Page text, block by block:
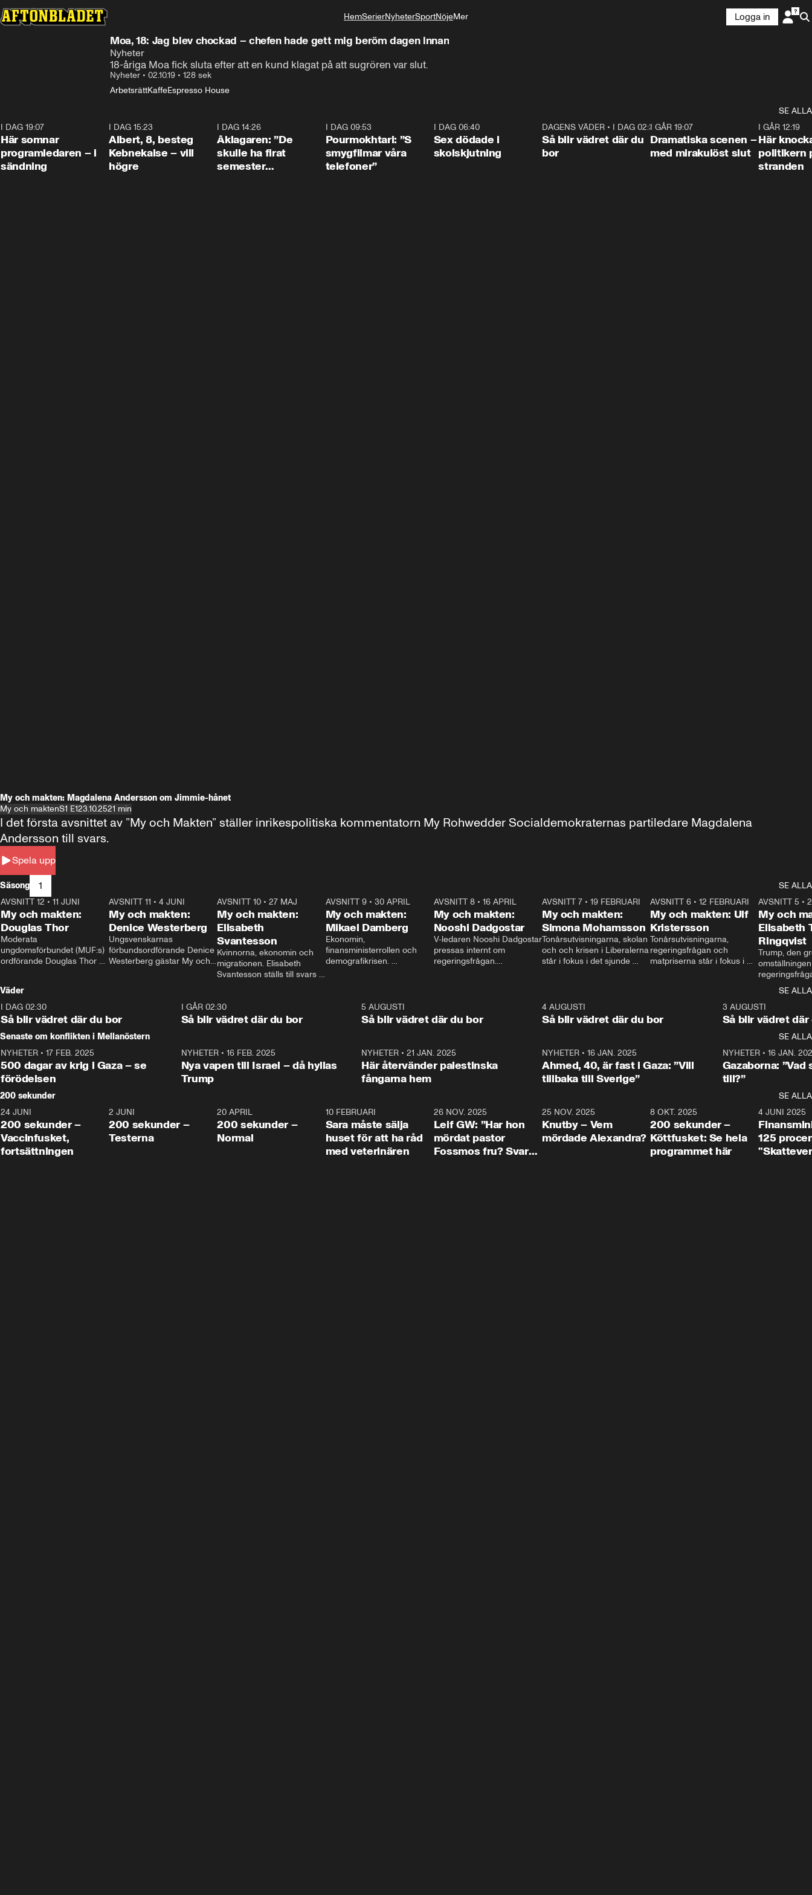
HemSerierNyheterSportNöjeMer
Livsstil
Logga in
Moa, 18: Jag blev chockad – chefen hade gett mig beröm dagen innan
Nyheter
18-åriga Moa fick sluta efter att en kund klagat på att sugrören var slut.
Nyheter • 02.10.19 • 128 sek
ArbetsrättKaffeEspresso House
SE ALLA
I DAG 19:07
Här somnar
programledaren – i
sändning
I DAG 15:23
Albert, 8, besteg
Kebnekaise – vill
högre
I DAG 14:26
Åklagaren: ”De
skulle ha firat
semester
I DAG 09:53
Pourmokhtari: ”S
smygfilmar våra
telefoner”
I DAG 06:40
Sex dödade i
skolskjutning
1:06
DAGENS VÄDER• I DAG 02:30
Så blir vädret där du
bor
I GÅR 19:07
Dramatiska scenen –
med mirakulöst slut
I GÅR 12:19
Här
politikern
stranden
My och makten: Magdalena Andersson om Jimmie-hånet
My och maktenS1 E123.10.2521 min
Spela upp
I det första avsnittet av ”My och Makten” ställer inrikespolitiska kommentatorn My Rohwedder Socialdemokraternas partiledare Magdalena
Andersson till svars.
Säsong 1
SE ALLA
26:27
AVSNITT 12 • 11 JUNI
My och makten:
Douglas Thor
Moderata
ungdomsförbundet (MUF:s)
ordförande Douglas Thor
tonårsutvisningarna och hur
Moderaterna ska locka
väljare till valet i höst.
23:40
AVSNITT 11 •4 JUNI
My och makten:
Denice Westerberg
Ungsvenskarnas
förbundsordförande Denice
Westerberg gästar My och
AVSNITT 10 •27 MAJ
My och makten:
Elisabeth
Svantesson
Kvinnorna, ekonomin och
migrationen. Elisabeth
Svantesson ställs till svars
AVSNITT 9• 30 APRIL
My och makten:
Mikael Damberg
Ekonomin,
finansministerrollen och
demografikrisen.
och Makten.
AVSNITT 8• 16 APRIL
My och makten:
Nooshi Dadgostar
V-ledaren Nooshi Dadgostar
pressas internt om
regeringsfrågan.
– Vi ställer upp i val. Ska vi
vara med så sitter vi förstås
24:30
AVSNITT 7• 19 FEBRUARI
My och makten:
Simona Mohamsson
Tonårsutvisningarna, skolan
och och krisen i Liberalerna
står i fokus i det sjunde
kommentator My
Rohwedder ställer
utbildnings- och
Mohamsson till svars.
27:30
AVSNITT 6 •12 FEBRUARI
My och makten: Ulf
Kristersson
Tonårsutvisningarna,
regeringsfrågan och
matpriserna står i fokus i
Rohwedder ställer
statsminister Ulf Kristersson
AVSNITT 5 •
My och
Elisabeth
Ringqvist
Trump, den
centrum i
avsnittet av
Makten”. Se
Aftonbladets
Rohwedder
Thand Ring
Väder
SE ALLA
I DAG 02:30
Så blir vädret där du bor
1:06
I GÅR 02:30
Så blir vädret där du bor
5 AUGUSTI
Så blir vädret där du bor
4 AUGUSTI
Så blir vädret där du bor
3 AUGUSTI
Så blir vädret där
Senaste om konflikten i Mellanöstern
SE ALLA
NYHETER • 17 FEB. 2025
500 dagar av krig i Gaza – se
förödelsen
NYHETER• 16 FEB. 2025
Nya vapen till Israel – då hyllas
Trump
NYHETER •21 JAN. 2025
Här återvänder palestinska
fångarna hem
NYHETER• 16 JAN. 2025
Ahmed, 40, är fast i Gaza: ”Vill
tillbaka till Sverige”
NYHETER• 16 JAN.
Gazaborna:
till?”
200 sekunder
SE ALLA
5:00
24 JUNI
200 sekunder –
Vaccinfusket,
fortsättningen
4:23
2 JUNI
200 sekunder –
Testerna
20 APRIL
200 sekunder –
Normal
10 FEBRUARI
Sara måste sälja
huset för att ha råd
med veterinären
26 NOV. 2025
Leif GW: ”Har hon
mördat pastor
Fossmos fru? Svar
31:05
25 NOV. 2025
Knutby – Vem
mördade Alexandra?
4:29
8 OKT. 2025
200 sekunder –
Köttfusket: Se hela
programmet här
4 JUNI 2025
125